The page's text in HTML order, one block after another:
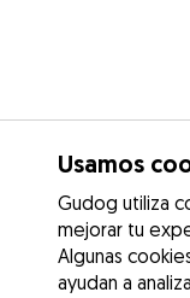
Usamos
Gudog utiliza
mejorar tu
Algunas
ayudan a